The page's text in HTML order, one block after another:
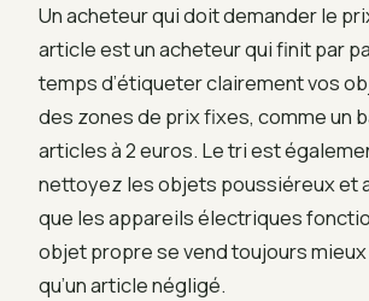
Un acheteur qui doit demander le
article est un acheteur qui finit par
temps d’étiqueter clairement vos
des zones de prix fixes, comme un
articles à 2 euros. Le tri est
nettoyez les objets poussiéreux et
que les appareils électriques
objet propre se vend toujours
qu’un article négligé.